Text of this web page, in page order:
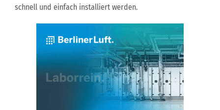
schnell und einfach installiert werden.